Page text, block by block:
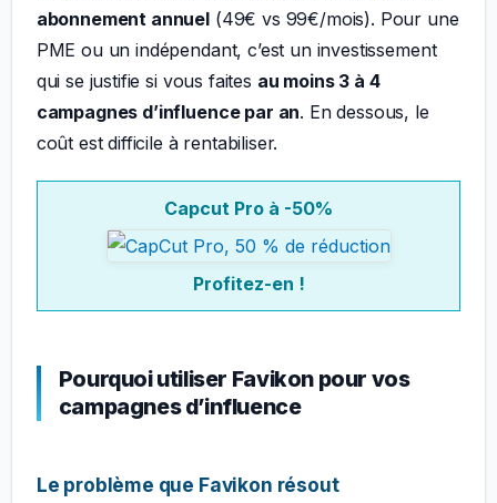
abonnement annuel (49€ vs 99€/mois). Pour une
PME ou un indépendant, c’est un investissement
qui se justifie si vous faites au moins 3 à 4
campagnes d’influence par an. En dessous, le
coût est difficile à rentabiliser.
Capcut Pro à -50%
Profitez-en !
Pourquoi utiliser Favikon pour vos
campagnes d’influence
Le problème que Favikon résout